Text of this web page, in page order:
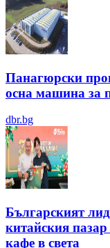
Панагюрски
осна машина за
dbr.bg
Българският
китайския пазар
кафе в света